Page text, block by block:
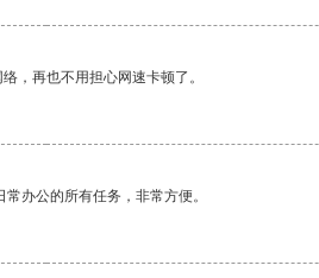
，再也不用担心网速卡顿了。
办公的所有任务，非常方便。